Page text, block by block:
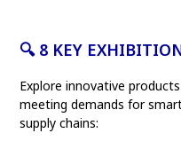
🔍 8 KEY
Explore innovative
meeting demands for
supply chains: